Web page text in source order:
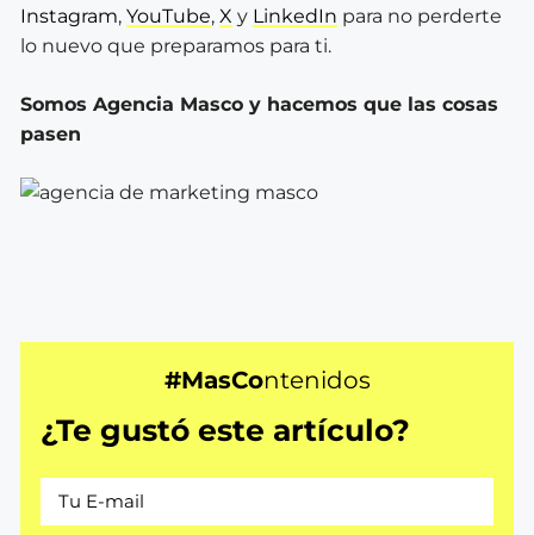
Instagram, YouTube, X y LinkedIn para no perderte
lo nuevo que preparamos para ti.
Somos Agencia Masco y hacemos que las cosas
pasen
#MasContenidos
¿Te gustó este artículo?